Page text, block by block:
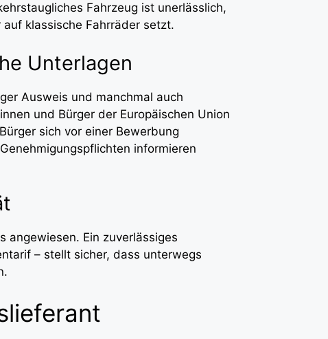
Fahrzeug ist unerlässlich,
klassische Fahrräder setzt.
Unterlagen
Ausweis und manchmal auch
und Bürger der Europäischen Union
sich vor einer Bewerbung
informieren
angewiesen. Ein zuverlässiges
– stellt sicher, dass unterwegs